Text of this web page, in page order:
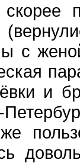
с
и